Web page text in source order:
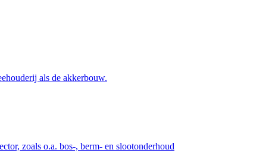
als de akkerbouw.
zoals o.a. bos-, berm- en slootonderhoud